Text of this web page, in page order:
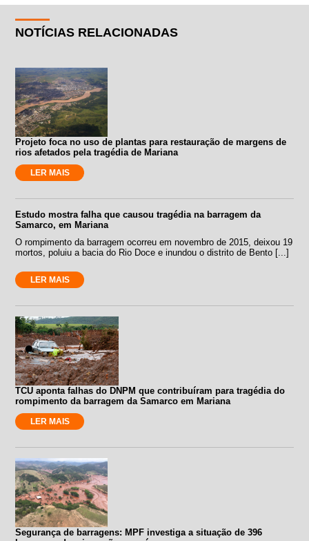
NOTÍCIAS RELACIONADAS
Projeto foca no uso de plantas para restauração de margens de
rios afetados pela tragédia de Mariana
LER MAIS
Estudo mostra falha que causou tragédia na barragem da
Samarco, em Mariana
O rompimento da barragem ocorreu em novembro de 2015, deixou 19
mortos, poluiu a bacia do Rio Doce e inundou o distrito de Bento [...]
LER MAIS
TCU aponta falhas do DNPM que contribuíram para tragédia do
rompimento da barragem da Samarco em Mariana
LER MAIS
Segurança de barragens: MPF investiga a situação de 396